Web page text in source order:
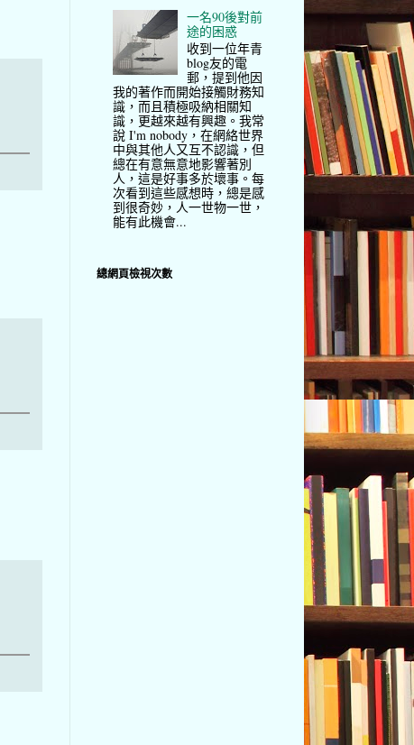
一名90後對前
途的困惑
收到一位年青
blog友的電
郵，提到他因
我的著作而開始接觸財務知
識，而且積極吸納相關知
識，更越來越有興趣。我常
說 I'm nobody，在網絡世界
中與其他人又互不認識，但
總在有意無意地影響著別
人，這是好事多於壞事。每
次看到這些感想時，總是感
到很奇妙，人一世物一世，
能有此機會...
總網頁檢視次數